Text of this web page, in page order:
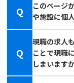
Q
このページ
や施設に個
Q
現職の求人
ことで現職
しまいます